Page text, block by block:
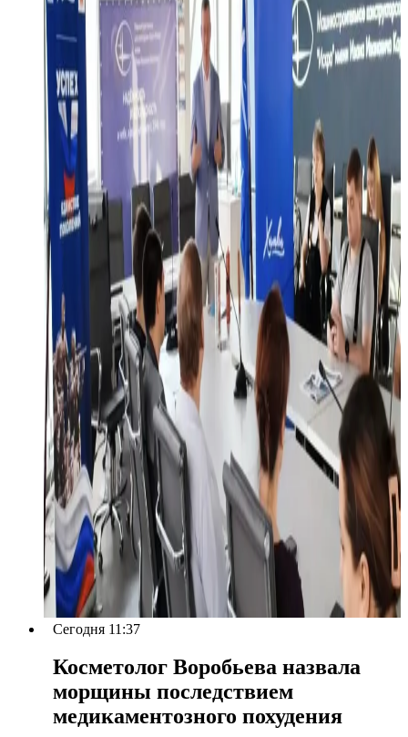
Сегодня 11:37
Косметолог Воробьева назвала
морщины последствием
медикаментозного похудения